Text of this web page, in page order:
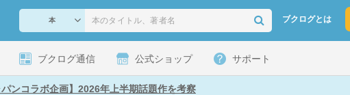
ブクログとは
ブクログ通信 公式ショップ サポート
パンコラボ企画】2026年上半期話題作を考察